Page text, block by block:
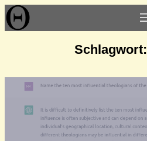
Zum
Inhalt
Schlagwort: